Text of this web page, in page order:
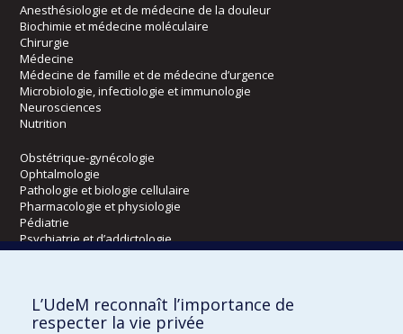
Anesthésiologie et de médecine de la douleur
Biochimie et médecine moléculaire
Chirurgie
Médecine
Médecine de famille et de médecine d’urgence
Microbiologie, infectiologie et immunologie
Neurosciences
Nutrition
Obstétrique-gynécologie
Ophtalmologie
Pathologie et biologie cellulaire
Pharmacologie et physiologie
Pédiatrie
Psychiatrie et d’addictologie
Radiologie, radio-oncologie et médecine nucléaire
Écoles
L’UdeM reconnaît l’importance de
respecter la vie privée